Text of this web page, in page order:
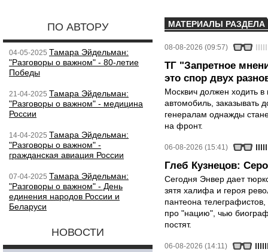
ПО АВТОРУ
04-05-2025 Тамара Эйдельман:
"Разговоры о важном" - 80-летие
Победы
21-04-2025 Тамара Эйдельман:
"Разговоры о важном" - медицина
России
14-04-2025 Тамара Эйдельман:
"Разговоры о важном" -
гражданская авиация России
07-04-2025 Тамара Эйдельман:
"Разговоры о важном" - День
единения народов России и
Беларуси
НОВОСТИ
МАТЕРИАЛЫ РАЗДЕЛА
08-08-2026 (09:57)
ТГ "Запретное
это спор двух
Москвич должен ходить в
автомобиль, заказывать
генералам однажды
на фронт.
06-08-2026 (15:41)
Глеб Кузнецов:
Сегодня Энвер дает
зятя халифа и героя
пантеона
про "нацию", чью
постят.
06-08-2026 (14:11)